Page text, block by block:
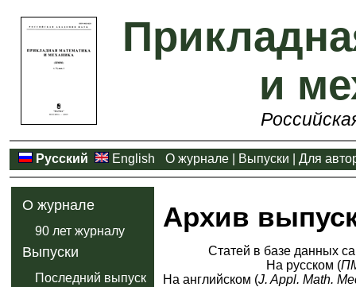
и
Русский English О журнале Выпуски Для
О журнале
90 лет журналу
Выпуски
Последний выпуск
Архив
Статей в базе данных
На русском (
На английском (J. Appl. Math.